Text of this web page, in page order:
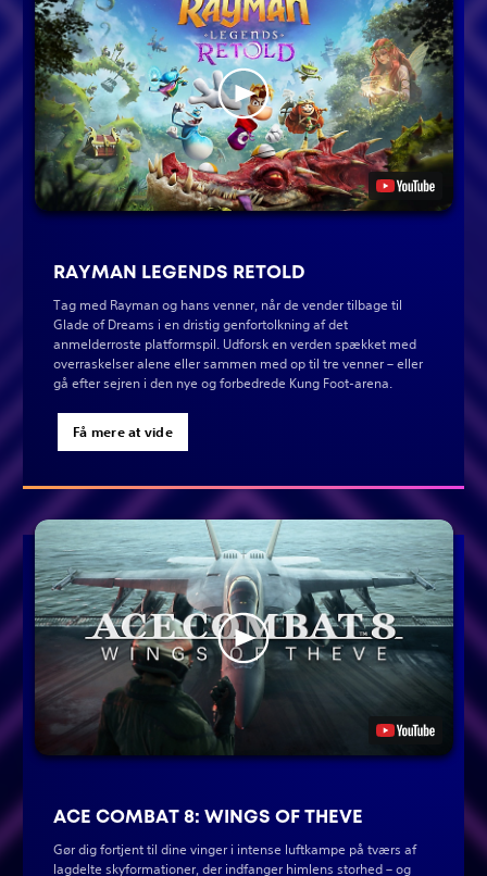
RAYMAN LEGENDS RETOLD
Tag med Rayman og hans venner, når de vender tilbage til
Glade of Dreams i en dristig genfortolkning af det
anmelderroste platformspil. Udforsk en verden spækket med
overraskelser alene eller sammen med op til tre venner – eller
gå efter sejren i den nye og forbedrede Kung Foot-arena.
Få mere at vide
ACE COMBAT 8: WINGS OF THEVE
Gør dig fortjent til dine vinger i intense luftkampe på tværs af
lagdelte skyformationer, der indfanger himlens storhed – og